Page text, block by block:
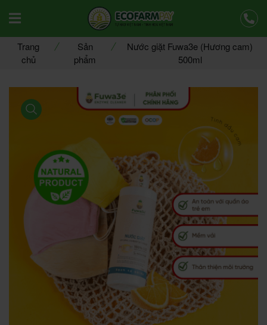
Offcanvas Menu Mobile Open
Trang
chủ
Sản
phẩm
Nước giặt Fuwa3e (Hương cam)
500ml
product view